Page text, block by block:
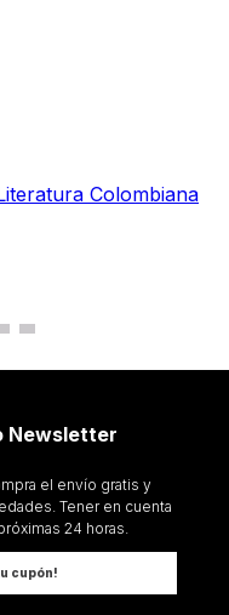
Newsletter
el envío gratis y
Tener en cuenta
24 horas.
cupón!